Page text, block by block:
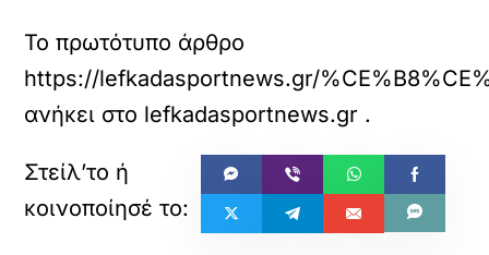
Το πρωτότυπο άρθρο
https://lefkadasportnews.gr/
ανήκει στο lefkadasportnews.gr .